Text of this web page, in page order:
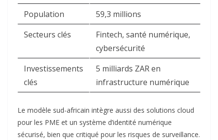
Population
59,3 millions
Secteurs clés
Fintech, santé numérique,
cybersécurité
Investissements
clés
5 milliards ZAR en
infrastructure numérique
Le modèle sud-africain intègre aussi des solutions cloud
pour les PME et un système d’identité numérique
sécurisé, bien que critiqué pour les risques de surveillance.